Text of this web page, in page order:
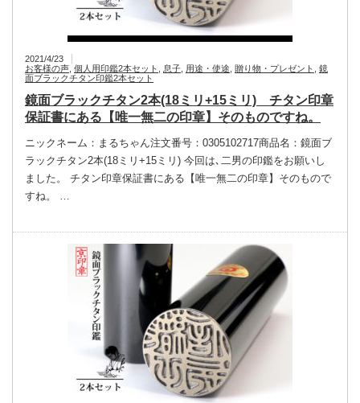
2021/4/23
お客様の声 個人用印鑑2本セット 息子 用途・使途 贈り物・プレゼント
鏡
面ブラックチタン印鑑2本セット
鏡面ブラックチタン2本(18ミリ+15ミリ) チタン印章
保証書にある【唯一無二の印章】そのものですね。
ニックネーム：まるちゃん注文番号：0305102717商品名：鏡面ブ
ラックチタン2本(18ミリ+15ミリ) 今回は､二男の印鑑をお願いし
ました。 チタン印章保証書にある【唯一無二の印章】そのもので
すね。 …